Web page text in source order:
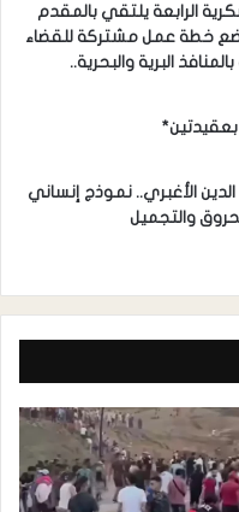
الرابعة يلتقي بالمقدم
خطة عمل مشتركة للقضاء
البرية والبحرية..
بعقيدتين*
الأغبري.. نموذج إنساني
والتجميل